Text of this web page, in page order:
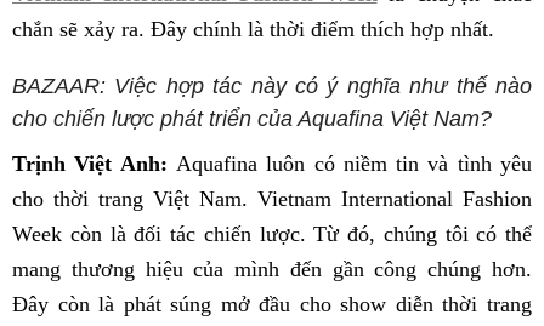
chắn sẽ xảy ra. Đây chính là thời điểm thích hợp nhất.
BAZAAR: Việc hợp tác này có ý nghĩa như thế nào
cho chiến lược phát triển của Aquafina Việt Nam?
Trịnh Việt Anh: Aquafina luôn có niềm tin và tình yêu
cho thời trang Việt Nam. Vietnam International Fashion
Week còn là đối tác chiến lược. Từ đó, chúng tôi có thể
mang thương hiệu của mình đến gần công chúng hơn.
Đây còn là phát súng mở đầu cho show diễn thời trang